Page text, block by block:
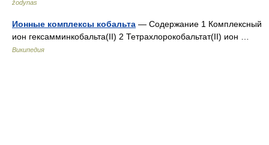
žodynas
Ионные комплексы кобальта — Содержание 1 Комплексный
ион гексамминкобальта(II) 2 Тетрахлорокобальтат(II) ион …
Википедия